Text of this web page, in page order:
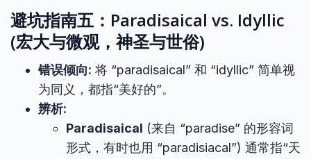
避坑指南五：Paradisaical vs. Idyllic
(宏大与微观，神圣与世俗)
错误倾向: 将 “paradisaical” 和 “idyllic” 简单视
为同义，都指“美好的”。
辨析:
Paradisaical (来自 “paradise” 的形容词
形式，有时也用 “paradisiacal”) 通常指“天